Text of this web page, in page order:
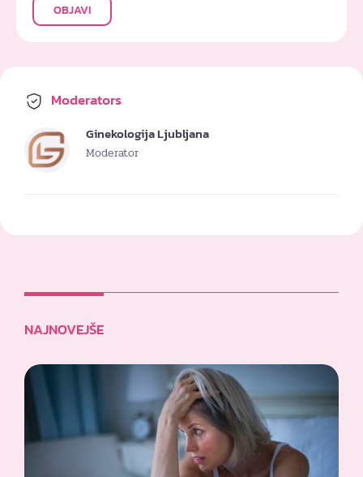
OBJAVI
Moderators
Ginekologija Ljubljana
Moderator
NAJNOVEJŠE